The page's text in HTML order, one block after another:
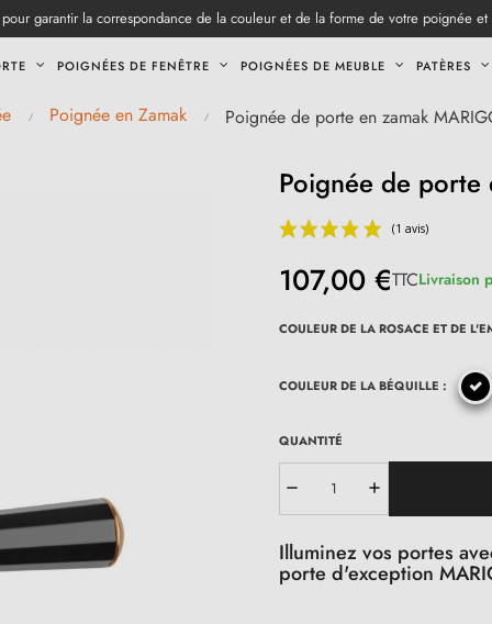
garantir la correspondance de la couleur et de la forme de votre poignée
POIGNÉES DE FENÊTRE POIGNÉES DE MEUBLE PATÈRES
Poignée en Zamak Poignée de porte en zamak
Poignée de porte
107,00 €TTCLivraison
COULEUR DE LA ROSACE ET DE
COULEUR DE LA BÉQUILLE :
QUANTITÉ
Illuminez vos portes
porte d'exception